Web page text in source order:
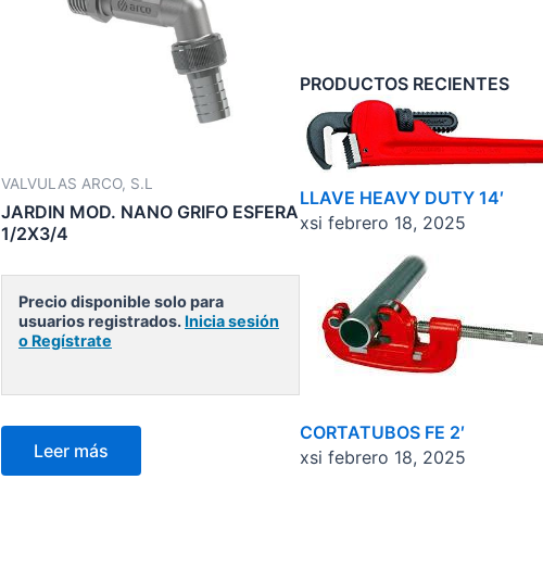
VALVULAS ARCO, S.L
JARDIN MOD. NANO GRIFO ESFERA
1/2X3/4
Precio disponible solo para
usuarios registrados. Inicia sesión
o Regístrate
Leer más
PRODUCTOS RECIENTES
LLAVE HEAVY DUTY 14′
xsi febrero 18, 2025
CORTATUBOS FE 2′
xsi febrero 18, 2025